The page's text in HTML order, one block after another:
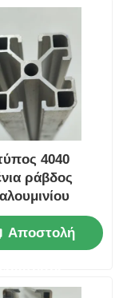
4040
ράβδος
προφίλ
κατά
προφίλ
Αποστολή